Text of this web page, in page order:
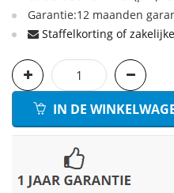
Garantie:12 maanden
Staffelkorting of
IN DE